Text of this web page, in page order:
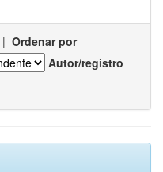
| Ordenar por
Autor/registro